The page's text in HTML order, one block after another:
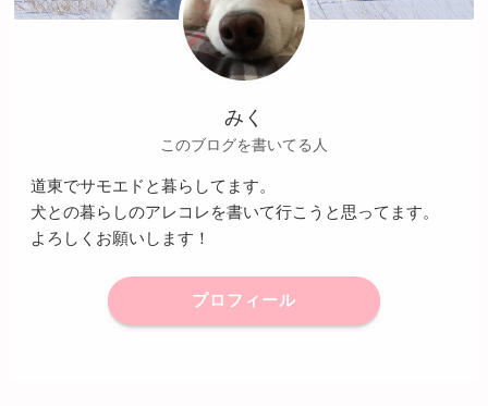
みく
このブログを書いてる人
道東でサモエドと暮らしてます。
犬との暮らしのアレコレを書いて行こうと思ってます。
よろしくお願いします！
プロフィール